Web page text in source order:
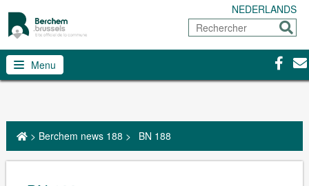
NEDERLANDS
Rechercher
Menu
> Berchem news 188 > BN 188